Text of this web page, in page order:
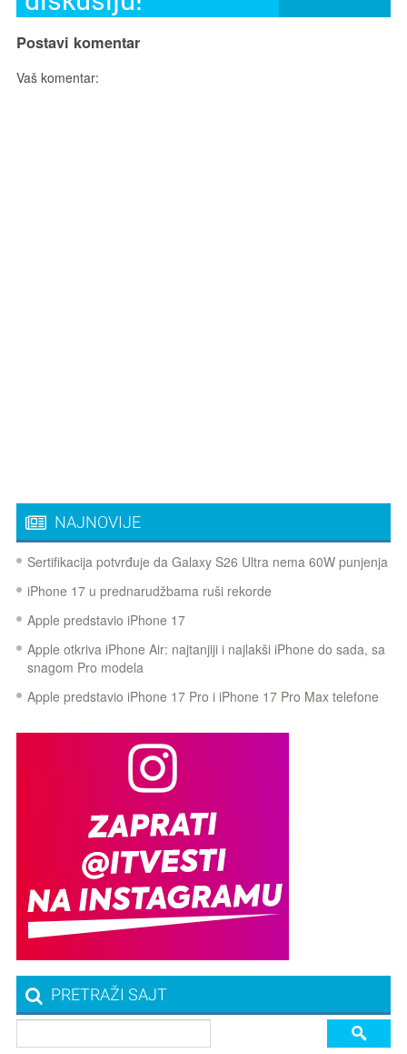
Postavi komentar
Vaš komentar:
NAJNOVIJE
Sertifikacija potvrđuje da Galaxy S26 Ultra nema 60W punjenja
iPhone 17 u prednarudžbama ruši rekorde
Apple predstavio iPhone 17
Apple otkriva iPhone Air: najtanjiji i najlakši iPhone do sada, sa
snagom Pro modela
Apple predstavio iPhone 17 Pro i iPhone 17 Pro Max telefone
PRETRAŽI SAJT